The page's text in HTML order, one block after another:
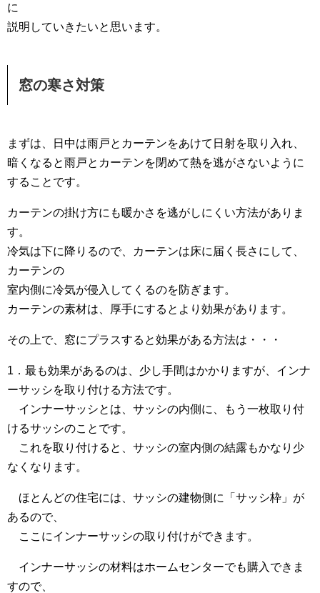
に
説明していきたいと思います。
窓の寒さ対策
まずは、日中は雨戸とカーテンをあけて日射を取り入れ、
暗くなると雨戸とカーテンを閉めて熱を逃がさないように
することです。
カーテンの掛け方にも暖かさを逃がしにくい方法がありま
す。
冷気は下に降りるので、カーテンは床に届く長さにして、
カーテンの
室内側に冷気が侵入してくるのを防ぎます。
カーテンの素材は、厚手にするとより効果があります。
その上で、窓にプラスすると効果がある方法は・・・
1．最も効果があるのは、少し手間はかかりますが、インナ
ーサッシを取り付ける方法です。
インナーサッシとは、サッシの内側に、もう一枚取り付
けるサッシのことです。
これを取り付けると、サッシの室内側の結露もかなり少
なくなります。
ほとんどの住宅には、サッシの建物側に「サッシ枠」が
あるので、
ここにインナーサッシの取り付けができます。
インナーサッシの材料はホームセンターでも購入できま
すので、